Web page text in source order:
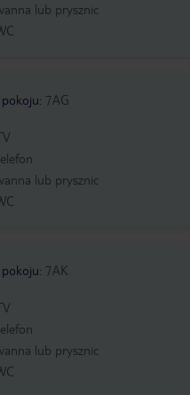
lub prysznic
: 7AG
lub prysznic
: 7AK
lub prysznic